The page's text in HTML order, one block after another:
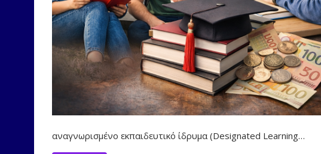
αναγνωρισμένο εκπαιδευτικό ίδρυμα (Designated Learning…